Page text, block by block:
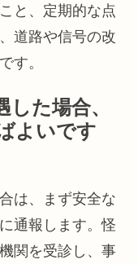
と、定期的な点
道路や信号の改
す。
た場合、
よいです
は、まず安全な
通報します。怪
関を受診し、事